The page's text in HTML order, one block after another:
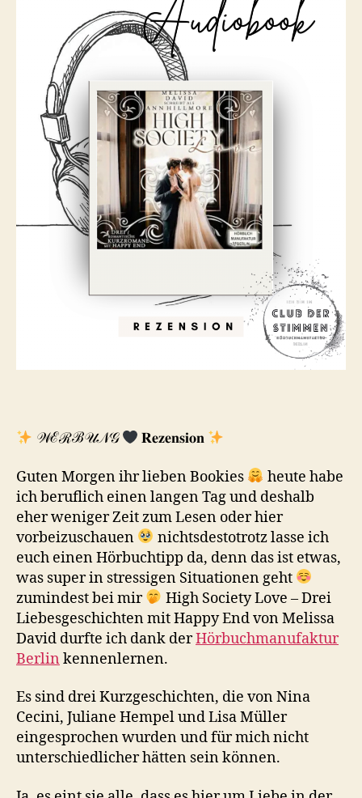
𝒲ℰℛℬ𝒰𝒩𝒢 𝐑𝐞𝐳𝐞𝐧𝐬𝐢𝐨𝐧
Guten Morgen ihr lieben Bookies
heute habe
ich beruflich einen langen Tag und deshalb
eher weniger Zeit zum Lesen oder hier
vorbeizuschauen
nichtsdestotrotz lasse ich
euch einen Hörbuchtipp da, denn das ist etwas,
was super in stressigen Situationen geht
zumindest bei mir
High Society Love – Drei
Liebesgeschichten mit Happy End von Melissa
David durfte ich dank derHörbuchmanufaktur
Berlin kennenlernen.
Es sind drei Kurzgeschichten, die von Nina
Cecini, Juliane Hempel und Lisa Müller
eingesprochen wurden und für mich nicht
unterschiedlicher hätten sein können.